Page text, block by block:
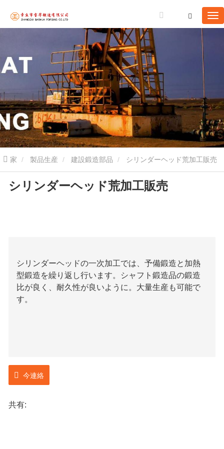
家 製品生産 建設鍛造部品 シリンダーヘッド荒加工販売
シリンダーヘッド荒加工販売
シリンダーヘッドの一次加工では、予備鍛造と加熱
型鍛造を繰り返し行います。シャフト鍛造品の鍛造
比が良く、耐久性が良いように。大量生産も可能で
す。
今連絡
共有: